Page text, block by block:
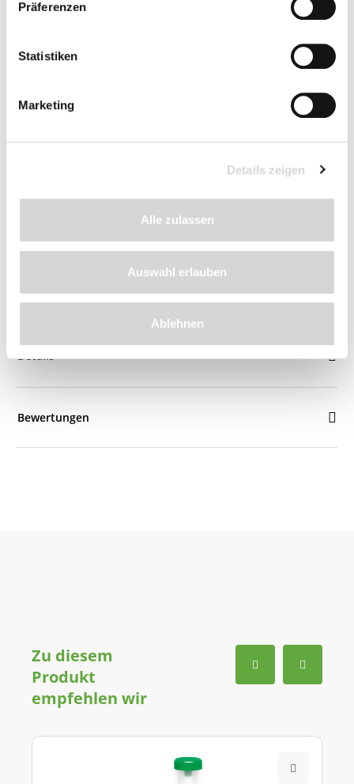
Präferenzen
Statistiken
Marketing
Details zeigen
Alle zulassen
Auswahl erlauben
Ablehnen
Veredlungsunterlage: Bittenfelder Sämling
99,90 €*
Beschreibung
Details
Bewertungen
Zu diesem
Produkt
empfehlen wir